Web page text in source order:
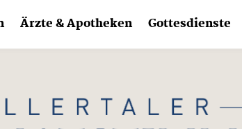
Ärzte & Apotheken Gottesdienste